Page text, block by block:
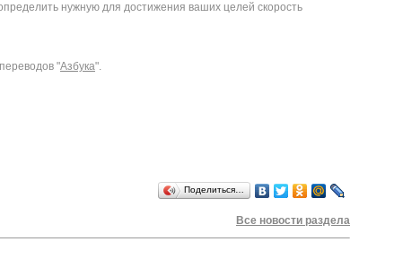
нужную для достижения ваших целей скорость
"Азбука".
Поделиться…
Все новости раздела